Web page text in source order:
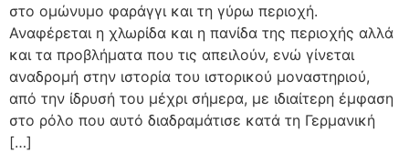
στο ομώνυμο φαράγγι και τη γύρω περιοχή.
Αναφέρεται η χλωρίδα και η πανίδα της περιοχής αλλά
και τα προβλήματα που τις απειλούν, ενώ γίνεται
αναδρομή στην ιστορία του ιστορικού μοναστηριού,
από την ίδρυσή του μέχρι σήμερα, με ιδιαίτερη έμφαση
στο ρόλο που αυτό διαδραμάτισε κατά τη Γερμανική
[…]